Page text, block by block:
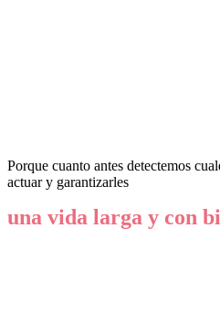
Porque cuanto antes detectemos
actuar y garantizarles
una vida larga y con